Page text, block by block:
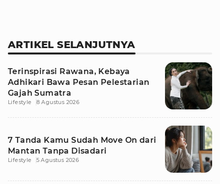
ARTIKEL SELANJUTNYA
Terinspirasi Rawana, Kebaya
Adhikari Bawa Pesan Pelestarian
Gajah Sumatra
Lifestyle 8 Agustus 2026
7 Tanda Kamu Sudah Move On dari
Mantan Tanpa Disadari
Lifestyle 5 Agustus 2026